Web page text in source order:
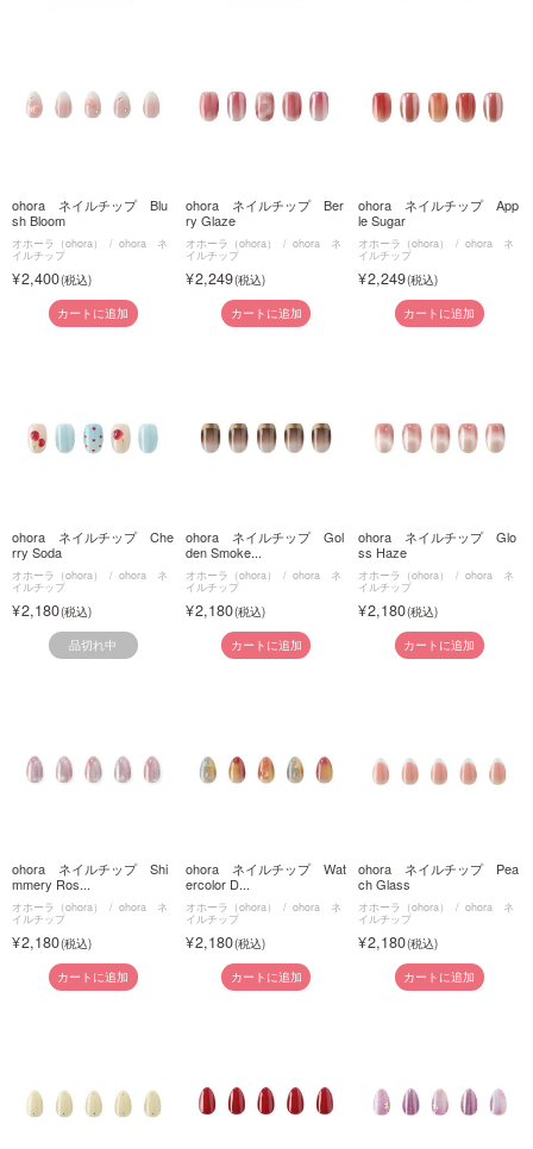
ohora ネイルチップ Blu
sh Bloom
オホーラ（ohora） ohora ネ
イルチップ
2,400
カートに追加
ohora ネイルチップ Ber
ry Glaze
オホーラ（ohora） ohora ネ
イルチップ
2,249
カートに追加
ohora ネイルチップ App
le Sugar
オホーラ（ohora） ohora ネ
イルチップ
2,249
カートに追加
ohora ネイルチップ Che
rry Soda
オホーラ（ohora） ohora ネ
イルチップ
2,180
品切れ中
ohora ネイルチップ Gol
den Smoke...
オホーラ（ohora） ohora ネ
イルチップ
2,180
カートに追加
ohora ネイルチップ Glo
ss Haze
オホーラ（ohora） ohora ネ
イルチップ
2,180
カートに追加
ohora ネイルチップ Shi
mmery Ros...
オホーラ（ohora） ohora ネ
イルチップ
2,180
カートに追加
ohora ネイルチップ Wat
ercolor D...
オホーラ（ohora） ohora ネ
イルチップ
2,180
カートに追加
ohora ネイルチップ Pea
ch Glass
オホーラ（ohora） ohora ネ
イルチップ
2,180
カートに追加